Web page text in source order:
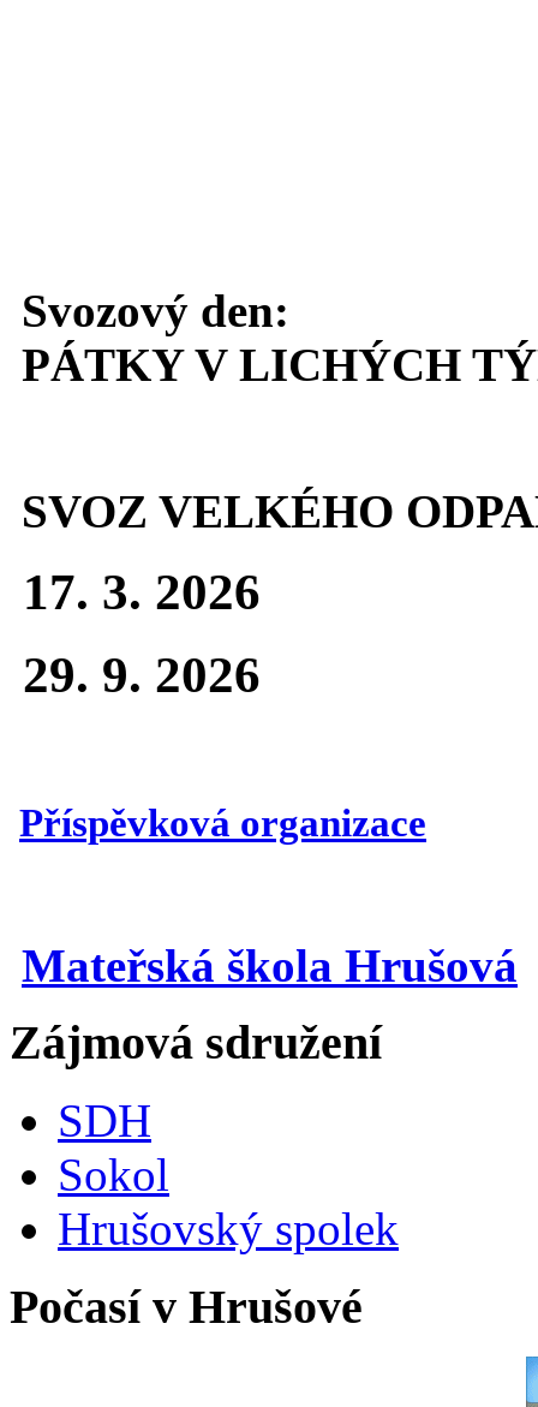
Svozový den:
PÁTKY V LICHÝCH
SVOZ VELKÉHO
17. 3. 2026
29. 9. 2026
Příspěvková organizace
Mateřská škola Hrušová
Zájmová sdružení
SDH
Sokol
Hrušovský spolek
Počasí v Hrušové